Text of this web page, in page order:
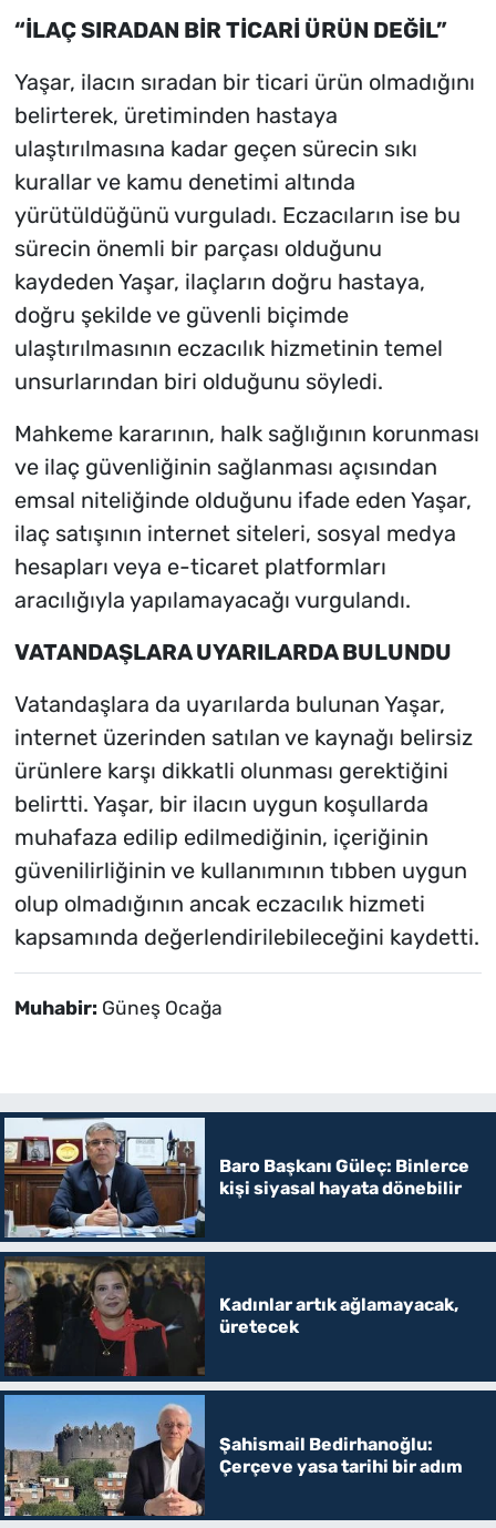
“İLAÇ SIRADAN BİR TİCARİ ÜRÜN DEĞİL”
Yaşar, ilacın sıradan bir ticari ürün olmadığını
belirterek, üretiminden hastaya
ulaştırılmasına kadar geçen sürecin sıkı
kurallar ve kamu denetimi altında
yürütüldüğünü vurguladı. Eczacıların ise bu
sürecin önemli bir parçası olduğunu
kaydeden Yaşar, ilaçların doğru hastaya,
doğru şekilde ve güvenli biçimde
ulaştırılmasının eczacılık hizmetinin temel
unsurlarından biri olduğunu söyledi.
Mahkeme kararının, halk sağlığının korunması
ve ilaç güvenliğinin sağlanması açısından
emsal niteliğinde olduğunu ifade eden Yaşar,
ilaç satışının internet siteleri, sosyal medya
hesapları veya e-ticaret platformları
aracılığıyla yapılamayacağı vurgulandı.
VATANDAŞLARA UYARILARDA BULUNDU
Vatandaşlara da uyarılarda bulunan Yaşar,
internet üzerinden satılan ve kaynağı belirsiz
ürünlere karşı dikkatli olunması gerektiğini
belirtti. Yaşar, bir ilacın uygun koşullarda
muhafaza edilip edilmediğinin, içeriğinin
güvenilirliğinin ve kullanımının tıbben uygun
olup olmadığının ancak eczacılık hizmeti
kapsamında değerlendirilebileceğini kaydetti.
Muhabir: Güneş Ocağa
Baro Başkanı Güleç: Binlerce
kişi siyasal hayata dönebilir
Kadınlar artık ağlamayacak,
üretecek
Şahismail Bedirhanoğlu:
Çerçeve yasa tarihi bir adım